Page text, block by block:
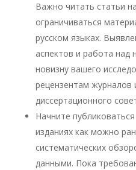
Важно читать статьи
ограничиваться
русском языках.
аспектов и работа над
новизну вашего
рецензентам журналов
диссертационного
Начните
изданиях как можно
систематических
данными. Пока